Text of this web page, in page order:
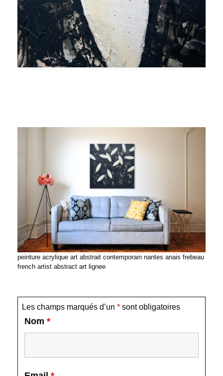
peinture acrylique art abstrait contemporain nantes anais frebeau
french artist abstract art lignee
Les champs marqués d’un * sont obligatoires
Nom *